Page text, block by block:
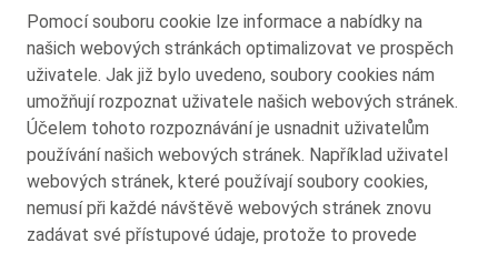
Pomocí souboru cookie lze informace a nabídky na
našich webových stránkách optimalizovat ve prospěch
uživatele. Jak již bylo uvedeno, soubory cookies nám
umožňují rozpoznat uživatele našich webových stránek.
Účelem tohoto rozpoznávání je usnadnit uživatelům
používání našich webových stránek. Například uživatel
webových stránek, které používají soubory cookies,
nemusí při každé návštěvě webových stránek znovu
zadávat své přístupové údaje, protože to provede